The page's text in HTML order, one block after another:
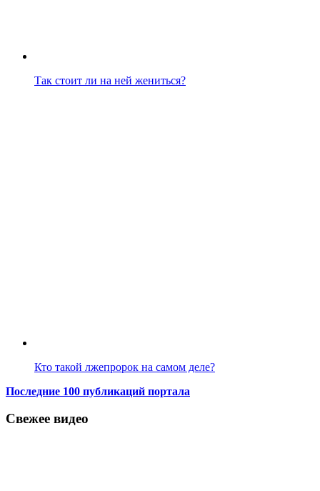
Так стоит ли на ней жениться?
Кто такой лжепророк на самом деле?
Последние 100 публикаций портала
Свежее видео